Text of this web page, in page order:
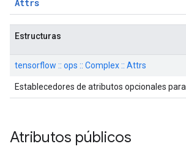
Attrs
Estructuras
tensorflow :: ops :: Complex :: Attrs
Establecedores de atributos opcionales para
Atributos públicos